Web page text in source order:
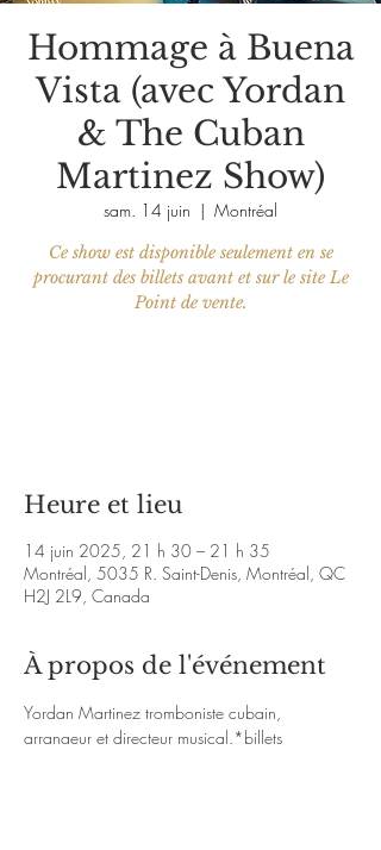
Hommage à Buena
Vista (avec Yordan
& The Cuban
Martinez Show)
sam. 14 juin
  |
Montréal
Ce show est disponible seulement en se
procurant des billets avant et sur le site Le
Point de vente.
Heure et lieu
14 juin 2025, 21 h 30 – 21 h 35
Montréal, 5035 R. Saint-Denis, Montréal, QC
H2J 2L9, Canada
À propos de l'événement
Yordan Martinez tromboniste cubain,
arrangeur et directeur musical.*billets